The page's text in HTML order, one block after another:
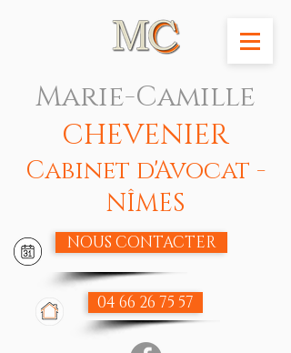
Marie-Camille
CHEVENIER
Cabinet d'Avocat -
NÎMES
04 66 26 75 57
NOUS CONTACTER